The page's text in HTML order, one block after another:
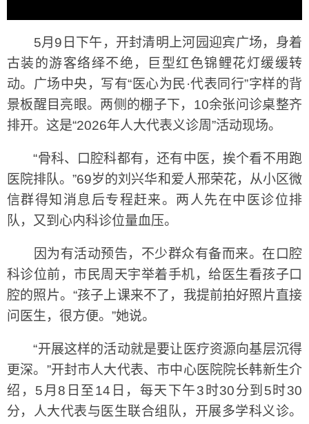
5月9日下午，开封清明上河园迎宾广场，身着
古装的游客络绎不绝，巨型红色锦鲤花灯缓缓转
动。广场中央，写有“医心为民·代表同行”字样的背
景板醒目亮眼。两侧的棚子下，10余张问诊桌整齐
排开。这是“2026年人大代表义诊周”活动现场。
“骨科、口腔科都有，还有中医，挨个看不用跑
医院排队。”69岁的刘兴华和爱人邢荣花，从小区微
信群得知消息后专程赶来。两人先在中医诊位排
队，又到心内科诊位量血压。
因为有活动预告，不少群众有备而来。在口腔
科诊位前，市民周天宇举着手机，给医生看孩子口
腔的照片。“孩子上课来不了，我提前拍好照片直接
问医生，很方便。”她说。
“开展这样的活动就是要让医疗资源向基层沉得
更深。”开封市人大代表、市中心医院院长韩新生介
绍，5月8日至14日，每天下午3时30分到5时30
分，人大代表与医生联合组队，开展多学科义诊。